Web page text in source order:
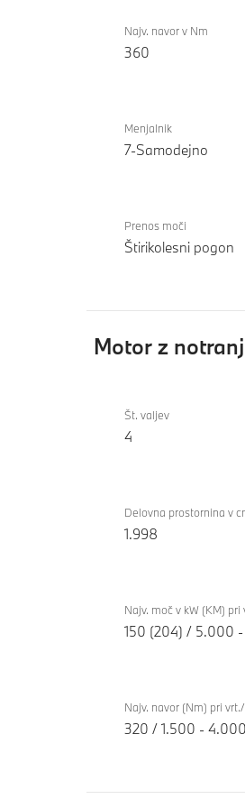
Najv. navor v Nm
360
Menjalnik
7-Samodejno
Prenos moči
Štirikolesni pogon
Motor z
notranjim
xDrive23i
Št. valjev
4
Delovna prostornina v
1.998
Najv. moč v kW (KM) pri
150 (204) / 5.000
Najv. navor (Nm) pri
320 / 1.500 - 4.000